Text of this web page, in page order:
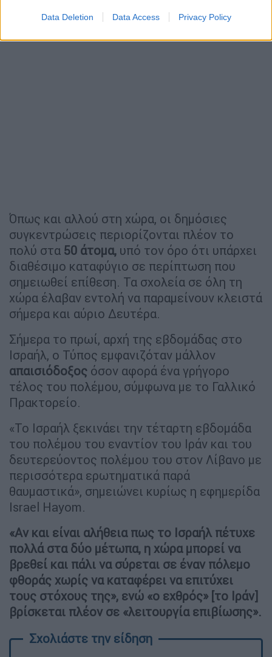
Data Deletion Data Access Privacy Policy
Όπως και αλλού στη χώρα, οι δημόσιες
συγκεντρώσεις περιορίζονται πλέον το
πολύ στα 50 άτομα, υπό τον όρο ότι υπάρχει
διαθέσιμο καταφύγιο σε περίπτωση που
σημειωθεί επίθεση. Τα σχολεία σε όλη τη
χώρα έλαβαν εντολή να παραμείνουν κλειστά
σήμερα και αύριο Δευτέρα.
Σήμερα το πρωί, αρχή της εβδομάδας στο
Ισραήλ, ο Τύπος εμφανιζόταν μάλλον
απαισιόδοξος όσον αφορά ένα γρήγορο
τέλος του πολέμου, σύμφωνα με το Γαλλικό
Πρακτορείο.
«Το Ισραήλ ξεκινάει την τέταρτη εβδομάδα
του πολέμου του εναντίον του Ιράν και του
δευτερεύοντος πολέμου του στον Λίβανο με
περισσότερα ερωτηματικά παρά
θαυμαστικά», σημειώνει κυρίως η εφημερίδα
Israel Hayom.
«Αν και είναι αλήθεια πως το Ισραήλ πέτυχε
πολλά στα δύο μέτωπα, η χώρα μπορεί να
βρεθεί και πάλι να σύρεται σε έναν πόλεμο
φθοράς χωρίς να καταφέρει να επιτύχει
τους στόχους της», ενώ «ο εχθρός» [το Ιράν]
βρίσκεται πλέον σε «λειτουργία επιβίωσης».